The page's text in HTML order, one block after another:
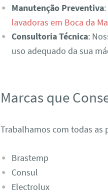
Manutenção Preventiva
lavadoras em Boca da
Consultoria Técnica:
uso adequado da sua
Marcas que
Trabalhamos com todas as
Brastemp
Consul
Electrolux